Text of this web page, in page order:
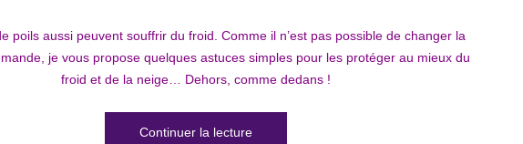
poils aussi peuvent souffrir du froid. Comme il n’est pas possible de changer la
je vous propose quelques astuces simples pour les protéger au mieux du
froid et de la neige… Dehors, comme dedans !
Continuer la lecturede « Comment protéger mon chat du froid »